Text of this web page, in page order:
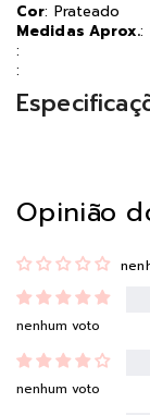
Cor: Prateado
Medidas Aprox.:
:
:
Opinião
nenhum voto
nenhum voto